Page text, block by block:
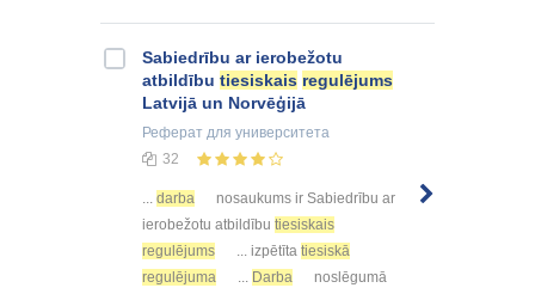
Sabiedrību ar ierobežotu
atbildību tiesiskais regulējums
Latvijā un Norvēģijā
Реферат для университета
32
... darba
nosaukums ir Sabiedrību ar
ierobežotu atbildību tiesiskais
regulējums
... izpētīta tiesiskā
regulējuma
... Darba
noslēgumā